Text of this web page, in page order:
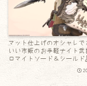
マット仕上げのオシャレで
いい市販のお手軽ナイト武
ロマイトソード＆シールド